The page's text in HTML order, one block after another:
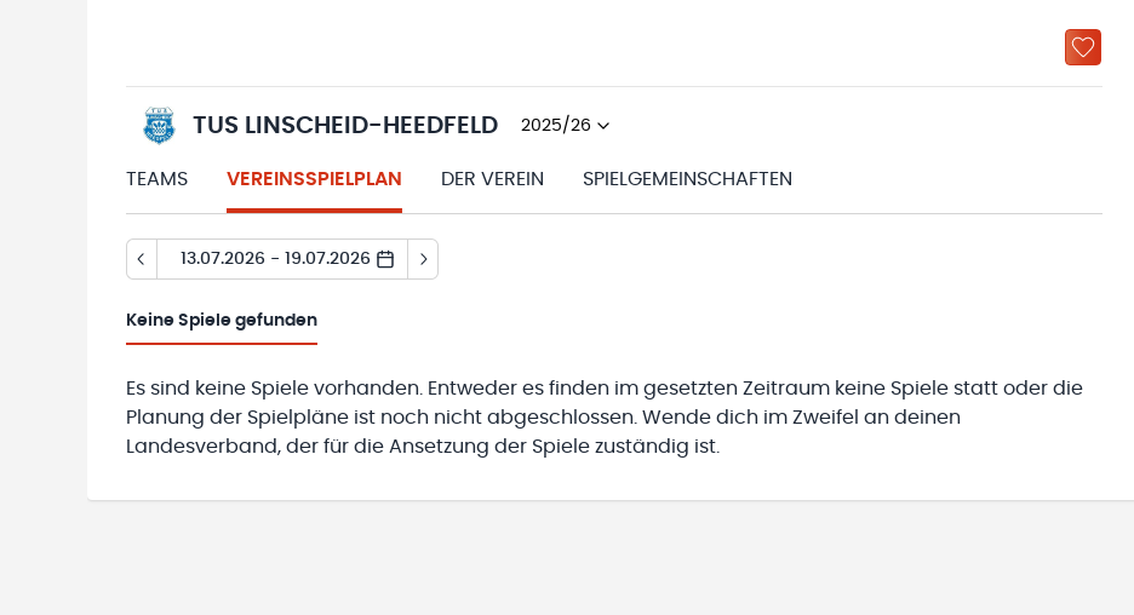
TUS LINSCHEID-HEEDFELD 2025/26
TEAMS VEREINSSPIELPLAN DER VEREIN SPIELGEMEINSCHAFTEN
13.07.2026 - 19.07.2026
Keine Spiele gefunden
Es sind keine Spiele vorhanden. Entweder es finden im gesetzten Zeitraum keine Spiele statt oder die
Planung der Spielpläne ist noch nicht abgeschlossen. Wende dich im Zweifel an deinen
Landesverband, der für die Ansetzung der Spiele zuständig ist.